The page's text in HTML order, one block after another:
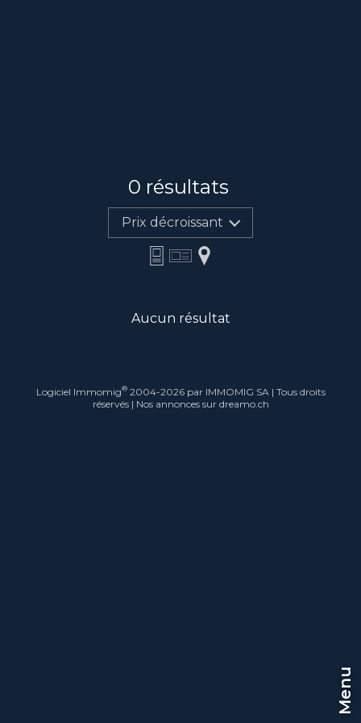
Menu
0 résultats
Prix décroissant
Aucun résultat
Logiciel Immomig®2004-2026 par IMMOMIG SA | Tous droits
réservés | Nos annonces sur dreamo.ch